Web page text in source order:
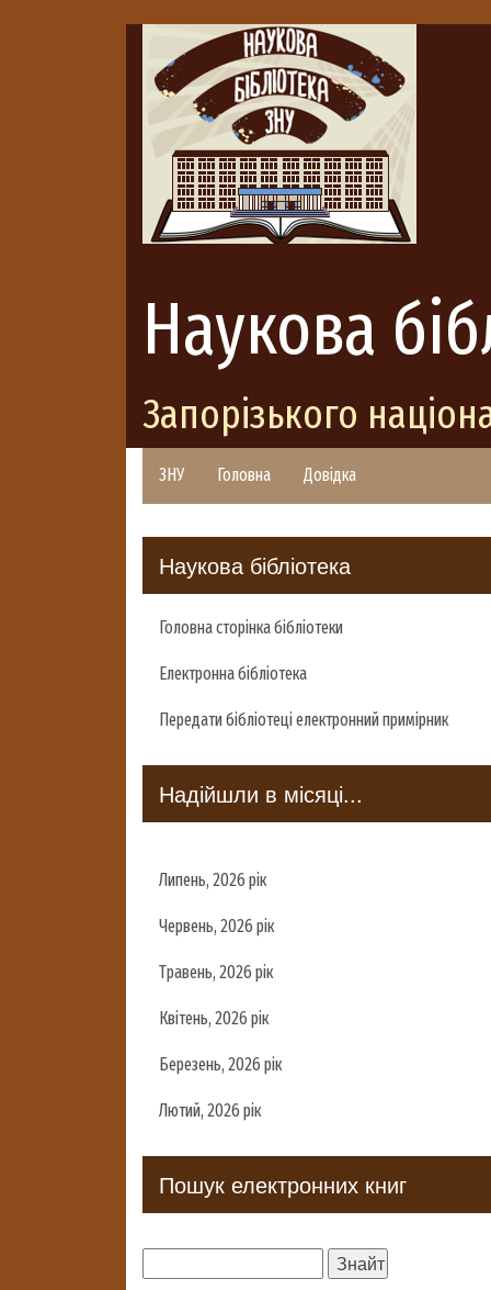
Наукова
Запорізького
ЗНУ Головна Довідка
Наукова бібліотека
Головна сторінка бібліотеки
Електронна бібліотека
Передати бібліотеці електронний примірник
Надійшли в місяці...
Липень, 2026 рік
Червень, 2026 рік
Травень, 2026 рік
Квітень, 2026 рік
Березень, 2026 рік
Лютий, 2026 рік
Пошук електронних книг